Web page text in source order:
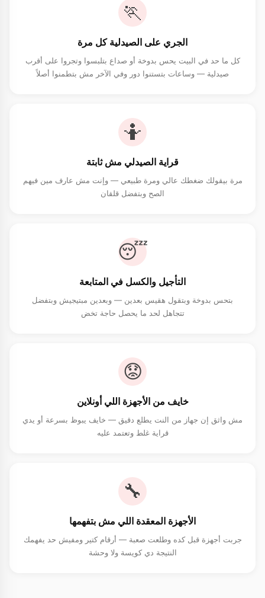
🏃
الجري على الصيدلية كل مرة
كل ما حد في البيت يحس بدوخة أو صداع بتلبسوا وتجروا على أقرب
صيدلية — وساعات بتستنوا دور وفي الآخر مش بتطمنوا أصلاً
🤷
قراية الصيدلي مش ثابتة
مرة بيقولك ضغطك عالي ومرة طبيعي — وإنت مش عارف مين فيهم
الصح وبتفضل قلقان
😴
التأجيل والكسل في المتابعة
بتحس بدوخة وبتقول هقيس بعدين — وبعدين مبتيجيش وبتفضل
تتجاهل لحد ما يحصل حاجة تخض
😟
خايف من الأجهزة اللي أونلاين
مش واثق إن جهاز من النت يطلع دقيق — خايف يبوظ بسرعة أو يدي
قراية غلط وتعتمد عليه
🔧
الأجهزة المعقدة اللي مش بتفهمها
جربت أجهزة قبل كده وطلعت صعبة — أرقام كتير ومفيش حد يفهمك
النتيجة دي كويسة ولا وحشة